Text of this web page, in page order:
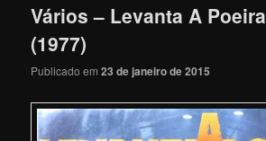
Vários – Levanta A Poeira
(1977)
Publicado em23 de janeiro de 2015